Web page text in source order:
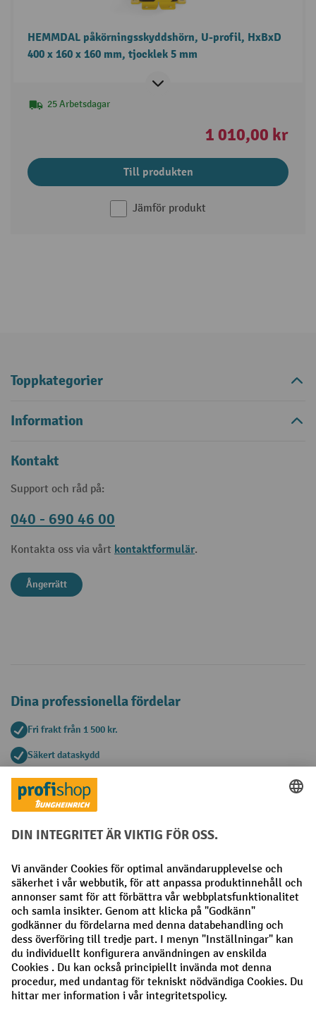
HEMMDAL påkörningsskyddshörn, U-profil, HxBxD
400 x 160 x 160 mm, tjocklek 5 mm
25 Arbetsdagar
1 010,00 kr
Till produkten
Jämför produkt
Toppkategorier
Information
Kontakt
Support och råd på:
040 - 690 46 00
Kontakta oss via vårt kontaktformulär.
Ångerrätt
Dina professionella fördelar
Fri frakt från 1 500 kr.
Säkert dataskydd
Personlig köprådgivning
Betalningsmetoder
Faktura Förskottsbetalning
Sociala nätverk
Facebook
LinkedIn
Instagram